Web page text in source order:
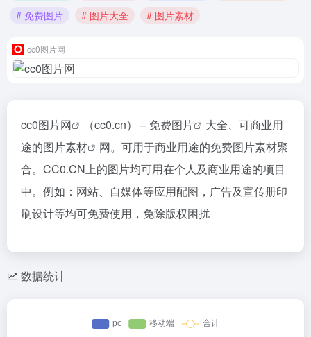
# 免费图片
# 图片大全 # 图片素材
cc0图片网
cc0图片网 （cc0.cn） – 免费图片
大全、可商业用
途的图片素材
网。可用于商业用途的免费图片素材聚
合。CC0.CN上的图片均可用在个人及商业用途的项目
中。例如：网站、自媒体等应用配图，广告及宣传册印
刷设计等均可免费使用，免除版权困扰
数据统计